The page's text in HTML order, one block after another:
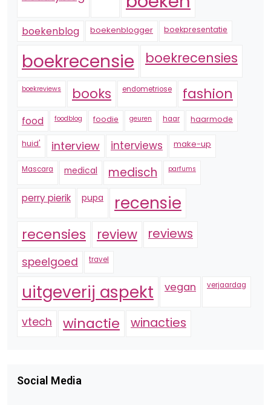
boekenblog boekenblogger boekpresentatie
boekrecensie boekrecensies
boekreviews books endometriose fashion
food foodblog foodie geuren haar haarmode
huid' interview interviews make-up
Mascara medical medisch parfums
perry pierik pupa recensie
recensies review reviews
speelgoed travel
uitgeverij aspekt vegan verjaardag
vtech winactie winacties
Social Media